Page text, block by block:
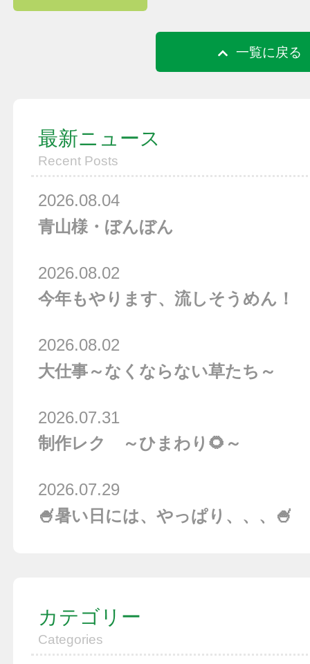
一覧に戻る
最新ニュース
Recent Posts
青山様・ぼんぼん
2026.08.04
今年もやります、流しそうめん！
2026.08.02
大仕事～なくならない草たち～
2026.08.02
制作レク ～ひまわり🌻～
2026.07.31
🍧暑い日には、やっぱり、、、🍧
2026.07.29
カテゴリー
Categories